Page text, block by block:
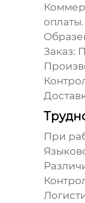
оплаты.
Заказ:
При